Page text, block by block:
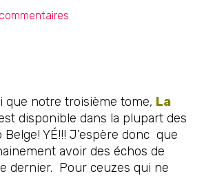
que notre troisième tome, La
disponible dans la plupart des
YÉ!!! J’espère donc que
avoir des échos de
dernier. Pour ceuzes qui ne